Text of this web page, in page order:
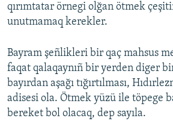
qırımtatar örnegi olğan ötmek
unutmamaq kerekler.
Bayram şeñlikleri bir qaç mahsus
faqat qalaqaynıñ bir yerden diger
bayırdan aşağı tığırtılması,
adisesi ola. Ötmek yüzü ile töpege
bereket bol olacaq, dep sayıla.